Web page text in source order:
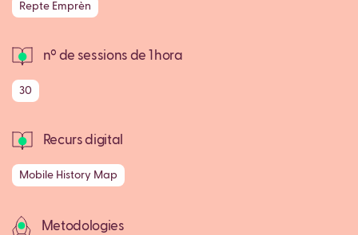
Repte Emprèn
nº de sessions de 1 hora
30
Recurs digital
Mobile History Map
Metodologies